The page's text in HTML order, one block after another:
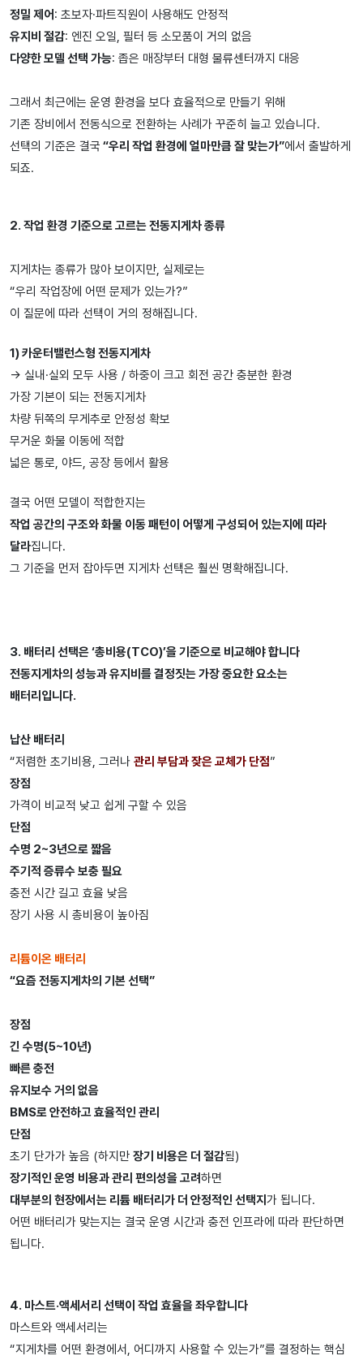
정밀 제어: 초보자·파트직원이 사용해도 안정적
유지비 절감: 엔진 오일, 필터 등 소모품이 거의 없음
다양한 모델 선택 가능: 좁은 매장부터 대형 물류센터까지 대응
그래서 최근에는 운영 환경을 보다 효율적으로 만들기 위해
기존 장비에서 전동식으로 전환하는 사례가 꾸준히 늘고 있습니다.
선택의 기준은 결국 “우리 작업 환경에 얼마만큼 잘 맞는가”에서 출발하게
되죠.
2. 작업 환경 기준으로 고르는 전동지게차 종류
지게차는 종류가 많아 보이지만, 실제로는
“우리 작업장에 어떤 문제가 있는가?”
이 질문에 따라 선택이 거의 정해집니다.
1) 카운터밸런스형 전동지게차
→ 실내·실외 모두 사용 / 하중이 크고 회전 공간 충분한 환경
가장 기본이 되는 전동지게차
차량 뒤쪽의 무게추로 안정성 확보
무거운 화물 이동에 적합
넓은 통로, 야드, 공장 등에서 활용
결국 어떤 모델이 적합한지는
작업 공간의 구조와 화물 이동 패턴이 어떻게 구성되어 있는지에 따라
달라집니다.
그 기준을 먼저 잡아두면 지게차 선택은 훨씬 명확해집니다.
3. 배터리 선택은 ‘총비용(TCO)’을 기준으로 비교해야 합니다
전동지게차의 성능과 유지비를 결정짓는 가장 중요한 요소는
배터리입니다.
납산 배터리
“저렴한 초기비용, 그러나 관리 부담과 잦은 교체가 단점”
장점
가격이 비교적 낮고 쉽게 구할 수 있음
단점
수명 2~3년으로 짧음
주기적 증류수 보충 필요
충전 시간 길고 효율 낮음
장기 사용 시 총비용이 높아짐
리튬이온 배터리
“요즘 전동지게차의 기본 선택”
장점
긴 수명(5~10년)
빠른 충전
유지보수 거의 없음
BMS로 안전하고 효율적인 관리
단점
초기 단가가 높음 (하지만 장기 비용은 더 절감됨)
장기적인 운영 비용과 관리 편의성을 고려하면
대부분의 현장에서는 리튬 배터리가 더 안정적인 선택지 가 됩니다.
어떤 배터리가 맞는지는 결국 운영 시간과 충전 인프라에 따라 판단하면
됩니다.
4. 마스트·액세서리 선택이 작업 효율을 좌우합니다
마스트와 액세서리는
“지게차를 어떤 환경에서, 어디까지 사용할 수 있는가”를 결정하는 핵심